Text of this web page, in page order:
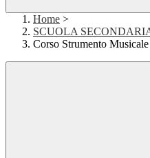
Home >
SCUOLA
Corso Strumento